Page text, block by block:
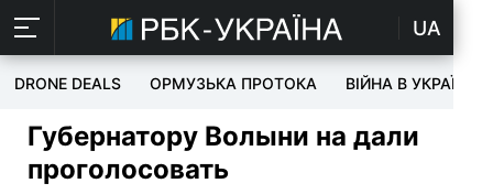
UA
DRONE DEALS ОРМУЗЬКА ПРОТОКА ВІЙНА В УКРАЇНІ
Губернатору Волыни на дали
проголосовать